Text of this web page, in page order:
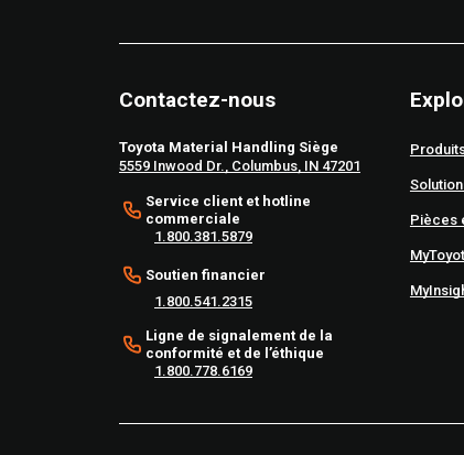
Contactez-nous
Toyota Material Handling Siège
5559 Inwood Dr., Columbus, IN 47201
Service client et hotline
commerciale
1.800.381.5879
Soutien financier
1.800.541.2315
Ligne de signalement de la
conformité et de l’éthique
1.800.778.6169
Pièces